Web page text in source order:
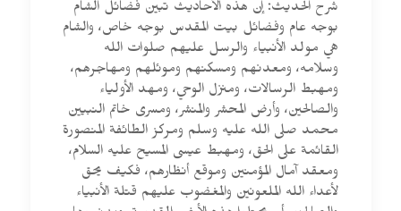
شرح الحديث: إن هذه الأحاديث تبين فضائل الشام
بوجه عام وفضائل بيت المقدس بوجه خاص، والشام
هي مولد الأنبياء والرسل عليهم صلوات الله
وسلامه، ومعدنهم ومسكنهم وموئلهم ومهاجرهم،
ومهبط الرسالات، ومنزل الوحي، ومهد الأولياء
والصالحين، وأرض المحشر والمنشر، ومسرى خاتم النبيين
محمد صلى الله عليه وسلم ومركز الطائفة المنصورة
القائمة على الحق، ومهبط عيسى المسيح عليه السلام،
ومعقد آمال المؤمنين وموقع أنظارهم، فكيف يحق
لأعداء الله الملعونين والمغضوب عليهم قتلة الأنبياء